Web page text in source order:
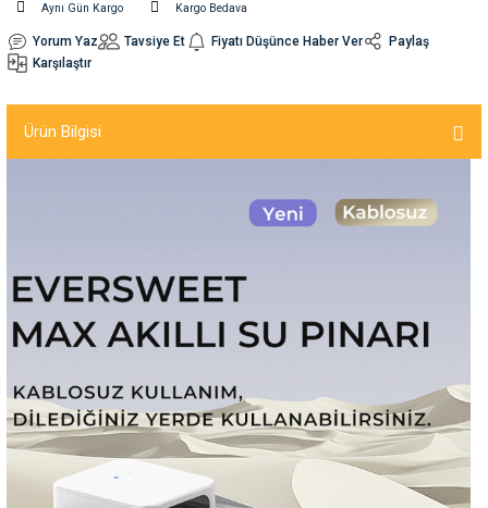
Kemikleri
Seyahat Ürünleri
Aynı Gün Kargo Kargo Bedava
Yorum Yaz Tavsiye Et Fiyatı Düşünce Haber Ver
Paylaş
Karşılaştır
Ürün Bilgisi